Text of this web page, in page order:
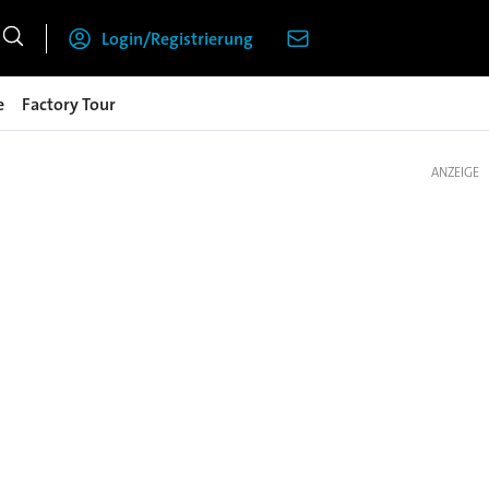
Login/Registrierung
Factory Tour
ANZEIGE